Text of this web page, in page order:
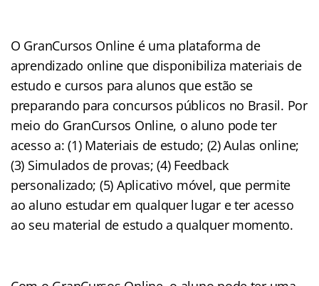
O GranCursos Online é uma plataforma de
aprendizado online que disponibiliza materiais de
estudo e cursos para alunos que estão se
preparando para concursos públicos no Brasil. Por
meio do GranCursos Online, o aluno pode ter
acesso a: (1) Materiais de estudo; (2) Aulas online;
(3) Simulados de provas; (4) Feedback
personalizado; (5) Aplicativo móvel, que permite
ao aluno estudar em qualquer lugar e ter acesso
ao seu material de estudo a qualquer momento.